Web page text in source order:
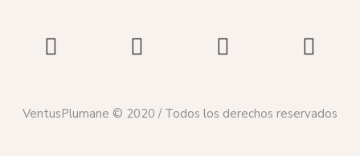
VentusPlumane © 2020 / Todos los derechos reservados